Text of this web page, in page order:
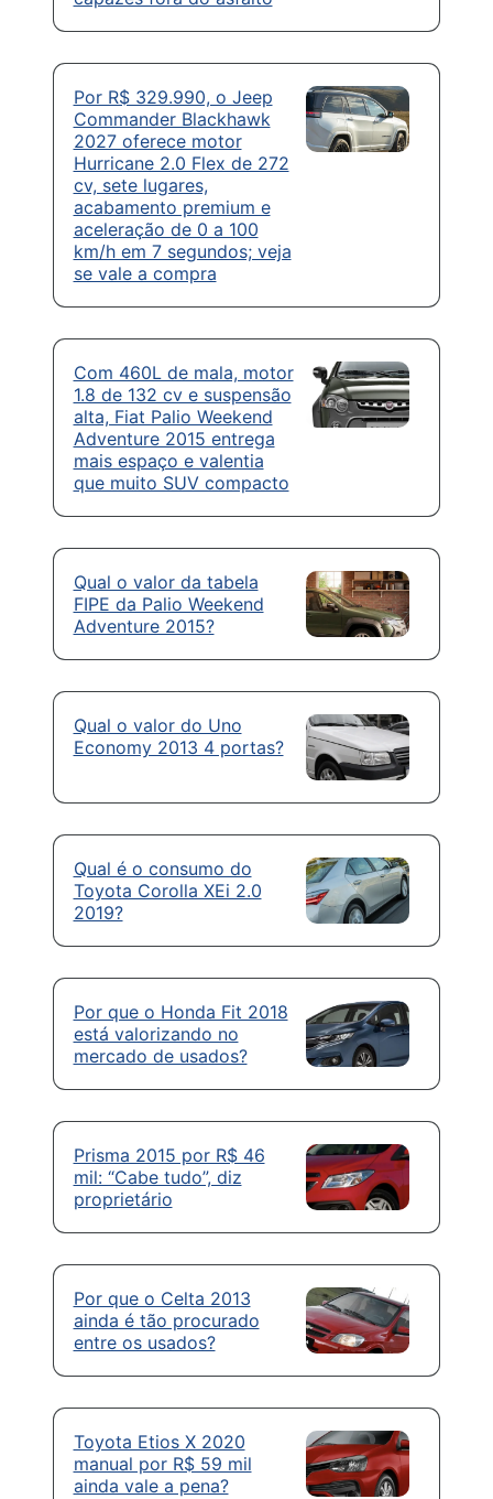
Por R$ 329.990, o Jeep
Commander Blackhawk
2027 oferece motor
Hurricane 2.0 Flex de 272
cv, sete lugares,
acabamento premium e
aceleração de 0 a 100
km/h em 7 segundos; veja
se vale a compra
Com 460L de mala, motor
1.8 de 132 cv e suspensão
alta, Fiat Palio Weekend
Adventure 2015 entrega
mais espaço e valentia
que muito SUV compacto
Qual o valor da tabela
FIPE da Palio Weekend
Adventure 2015?
Qual o valor do Uno
Economy 2013 4 portas?
Qual é o consumo do
Toyota Corolla XEi 2.0
2019?
Por que o Honda Fit 2018
está valorizando no
mercado de usados?
Prisma 2015 por R$ 46
mil: “Cabe tudo”, diz
proprietário
Por que o Celta 2013
ainda é tão procurado
entre os usados?
Toyota Etios X 2020
manual por R$ 59 mil
ainda vale a pena?